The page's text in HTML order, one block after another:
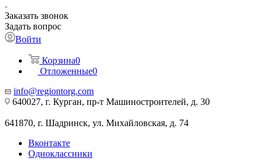
Заказать звонок
Задать вопрос
Войти
Корзина0
Отложенные0
info@regiontorg.com
640027, г. Курган, пр-т Машиностроителей, д. 30
641870, г. Шадринск, ул. Михайловская, д. 74
Вконтакте
Одноклассники